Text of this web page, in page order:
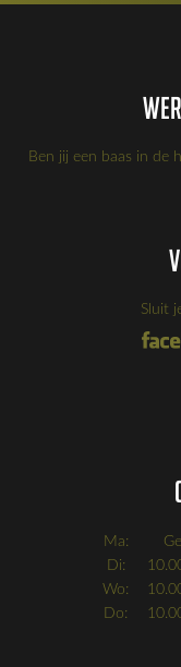
Ben jij een baas in de
Sluit
Ma:
Di:
Wo:
Do: